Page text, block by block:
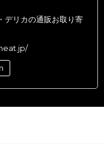
デリカの通販お取り寄